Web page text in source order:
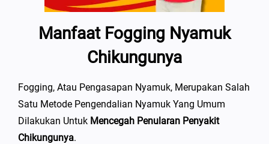
Manfaat Fogging Nyamuk
Chikungunya
Fogging, Atau Pengasapan Nyamuk, Merupakan Salah
Satu Metode Pengendalian Nyamuk Yang Umum
Dilakukan Untuk Mencegah Penularan Penyakit
Chikungunya.